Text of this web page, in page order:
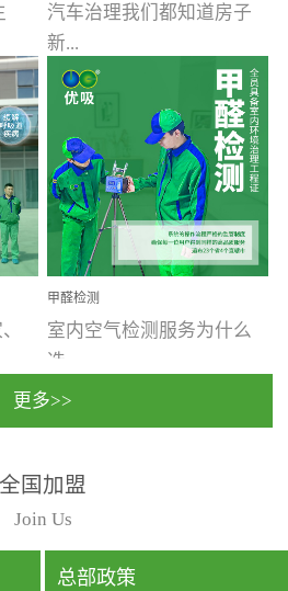
汽车治理我们都知道房子
新...
装修完会有甲醛，其实汽
车的甲醛超标问题更为严
重。汽车的空间范围小，
配件、皮具、装饰多，这
些都是汽...
需
甲醛检测
室内空气检测服务为什么
选...
行国家规定的标准检测方
法，空气采样量准确，检
测结果可靠，远胜于其他
检测...
更多>>
全国加盟
Join Us
总部政策